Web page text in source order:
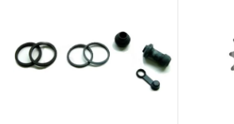
n